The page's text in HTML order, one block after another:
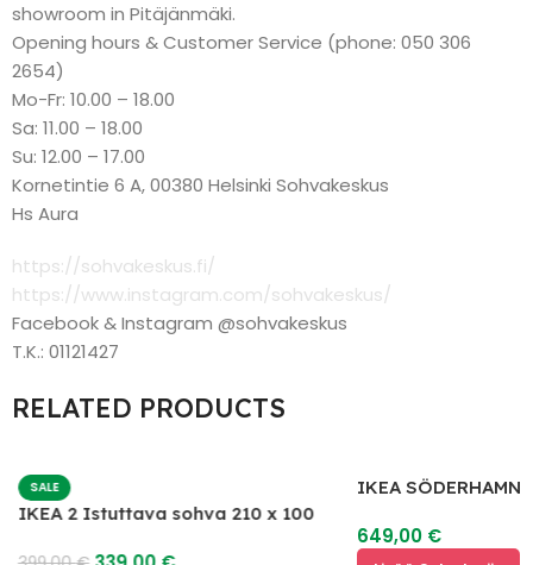
showroom in Pitäjänmäki.
Opening hours & Customer Service (phone: 050 306
2654)
Mo-Fr: 10.00 – 18.00
Sa: 11.00 – 18.00
Su: 12.00 – 17.00
Kornetintie 6 A, 00380 Helsinki Sohvakeskus
Hs Aura
https://sohvakeskus.fi/
https://www.instagram.com/sohvakeskus/
Facebook & Instagram @sohvakeskus
T.K.: 01121427
RELATED PRODUCTS
SALE
IKEA 2 Istuttava sohva 210 x 100
IKEA
649,00 €